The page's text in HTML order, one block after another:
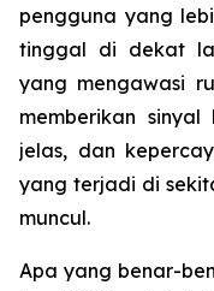
pengguna yang
tinggal di dekat
yang mengawasi
memberikan
jelas, dan
yang terjadi di
muncul.
Apa yang benar-